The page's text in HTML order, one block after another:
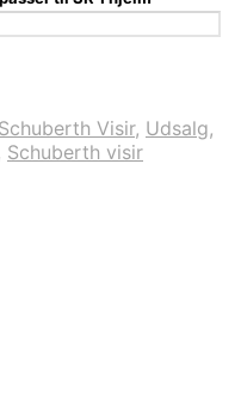
Schuberth Visir, Udsalg,
Schuberth visir